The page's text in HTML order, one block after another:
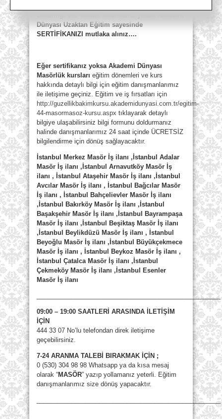
Dünyası Uzaktan Eğitim sayesinde
SERTİFİKANIZI mutlaka alınız….
Eğer sertifikanız yoksa Akademi Dünyası
Masörlük kursları eğitim dönemleri ve kurs
hakkında detaylı bilgi için eğitim danışmanlarımız
ile iletişime geçiniz. Eğitim ve iş fırsatları için
http://guzellikbakimkursu.akademidunyasi.com.tr/egitim-
44-masormasoz-kursu.aspx tıklayarak detaylı
bilgiye ulaşabilirsiniz bilgi formunu doldurmanız
halinde danışmanlarımız 24 saat içinde ÜCRETSİZ
bilgilendirme için dönüş sağlayacaktır.
İstanbul Merkez Masör İş ilanı ,İstanbul Adalar
Masör İş ilanı ,İstanbul Arnavutköy Masör İş
ilanı , İstanbul Ataşehir Masör İş ilanı ,İstanbul
Avcılar Masör İş ilanı , İstanbul Bağcılar Masör
İş ilanı , İstanbul Bahçelievler Masör İş ilanı
,İstanbul Bakırköy Masör İş ilanı ,İstanbul
Başakşehir Masör İş ilanı ,İstanbul Bayrampaşa
Masör İş ilanı ,İstanbul Beşiktaş Masör İş ilanı
,İstanbul Beylikdüzü Masör İş ilanı , İstanbul
Beyoğlu Masör İş ilanı ,İstanbul Büyükçekmece
Masör İş ilanı , İstanbul Beykoz Masör İş ilanı ,
İstanbul Çatalca Masör İş ilanı ,İstanbul
Çekmeköy Masör İş ilanı ,İstanbul Esenler
Masör İş ilanı
_____________________________________________________
09:00 – 19:00 SAATLERİ ARASINDA İLETİŞİM
İÇİN
444 33 07 No’lu telefondan direk iletişime
geçebilirsiniz.
7-24 ARANMA TALEBİ BIRAKMAK İÇİN ;
0 (530) 304 98 98 Whatsapp ya da kısa mesaj
olarak “MASÖR” yazıp yollamanız yeterli. Eğitim
danışmanlarımız size dönüş yapacaktır.
_____________________________________________________